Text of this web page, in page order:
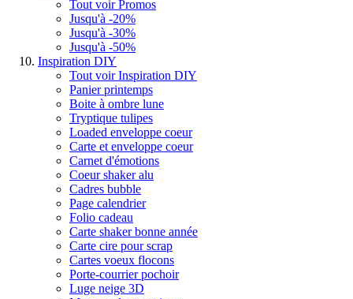
Tout voir Promos
Jusqu'à -20%
Jusqu'à -30%
Jusqu'à -50%
Inspiration DIY
Tout voir Inspiration DIY
Panier printemps
Boite à ombre lune
Tryptique tulipes
Loaded enveloppe coeur
Carte et enveloppe coeur
Carnet d'émotions
Coeur shaker alu
Cadres bubble
Page calendrier
Folio cadeau
Carte shaker bonne année
Carte cire pour scrap
Cartes voeux flocons
Porte-courrier pochoir
Luge neige 3D